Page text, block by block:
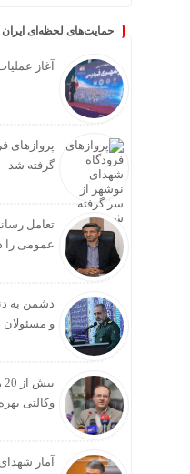
حمایت‌های لحظه‌ای
آغاز
پروازهای
گرفته شد
تعامل
عمومی را
دشمن به
و
وکالتی